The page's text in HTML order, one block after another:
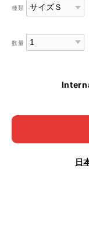
種類
数量
日